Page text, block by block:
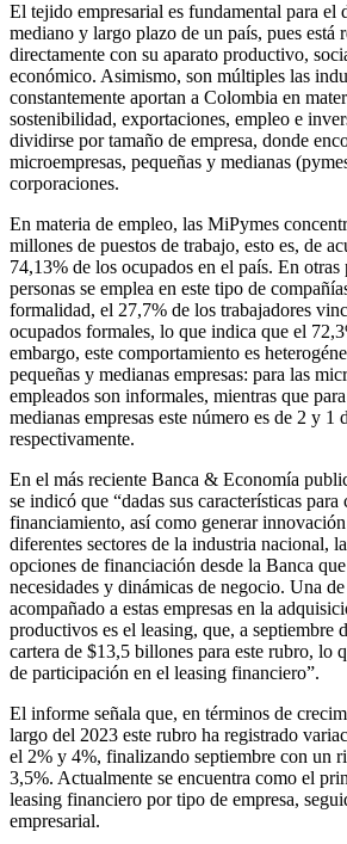
El tejido empresarial es fundamental para el
mediano y largo plazo de un país, pues está
directamente con su aparato productivo,
económico. Asimismo, son múltiples las
constantemente aportan a Colombia en
sostenibilidad, exportaciones, empleo e
dividirse por tamaño de empresa, donde
microempresas, pequeñas y medianas
corporaciones.
En materia de empleo, las MiPymes
millones de puestos de trabajo, esto es, de
74,13% de los ocupados en el país. En otras
personas se emplea en este tipo de
formalidad, el 27,7% de los trabajadores
ocupados formales, lo que indica que el
embargo, este comportamiento es
pequeñas y medianas empresas: para las
empleados son informales, mientras que
medianas empresas este número es de 2 y 1
respectivamente.
En el más reciente Banca & Economía
se indicó que “dadas sus características
financiamiento, así como generar
diferentes sectores de la industria nacional,
opciones de financiación desde la Banca que
necesidades y dinámicas de negocio. Una
acompañado a estas empresas en la
productivos es el leasing, que, a septiembre
cartera de $13,5 billones para este rubro, lo
de participación en el leasing financiero”.
El informe señala que, en términos de
largo del 2023 este rubro ha registrado
el 2% y 4%, finalizando septiembre con un
3,5%. Actualmente se encuentra como el
leasing financiero por tipo de empresa,
empresarial.